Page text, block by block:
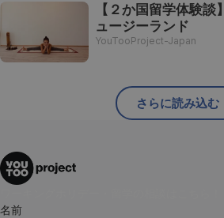
【２か国留学体験
ュージーランド
YouTooProject-Japan
さらに読み込む
名前